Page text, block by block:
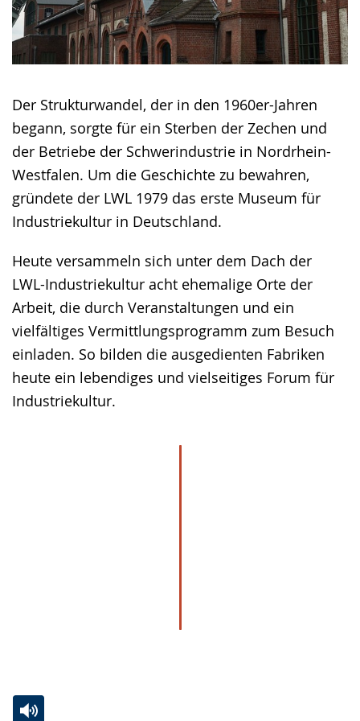
Der Strukturwandel, der in den 1960er-Jahren
begann, sorgte für ein Sterben der Zechen und
der Betriebe der Schwerindustrie in Nordrhein-
Westfalen. Um die Geschichte zu bewahren,
gründete der LWL 1979 das erste Museum für
Industriekultur in Deutschland.
Heute versammeln sich unter dem Dach der
LWL-Industriekultur acht ehemalige Orte der
Arbeit, die durch Veranstaltungen und ein
vielfältiges Vermittlungsprogramm zum Besuch
einladen. So bilden die ausgedienten Fabriken
heute ein lebendiges und vielseitiges Forum für
Industriekultur.